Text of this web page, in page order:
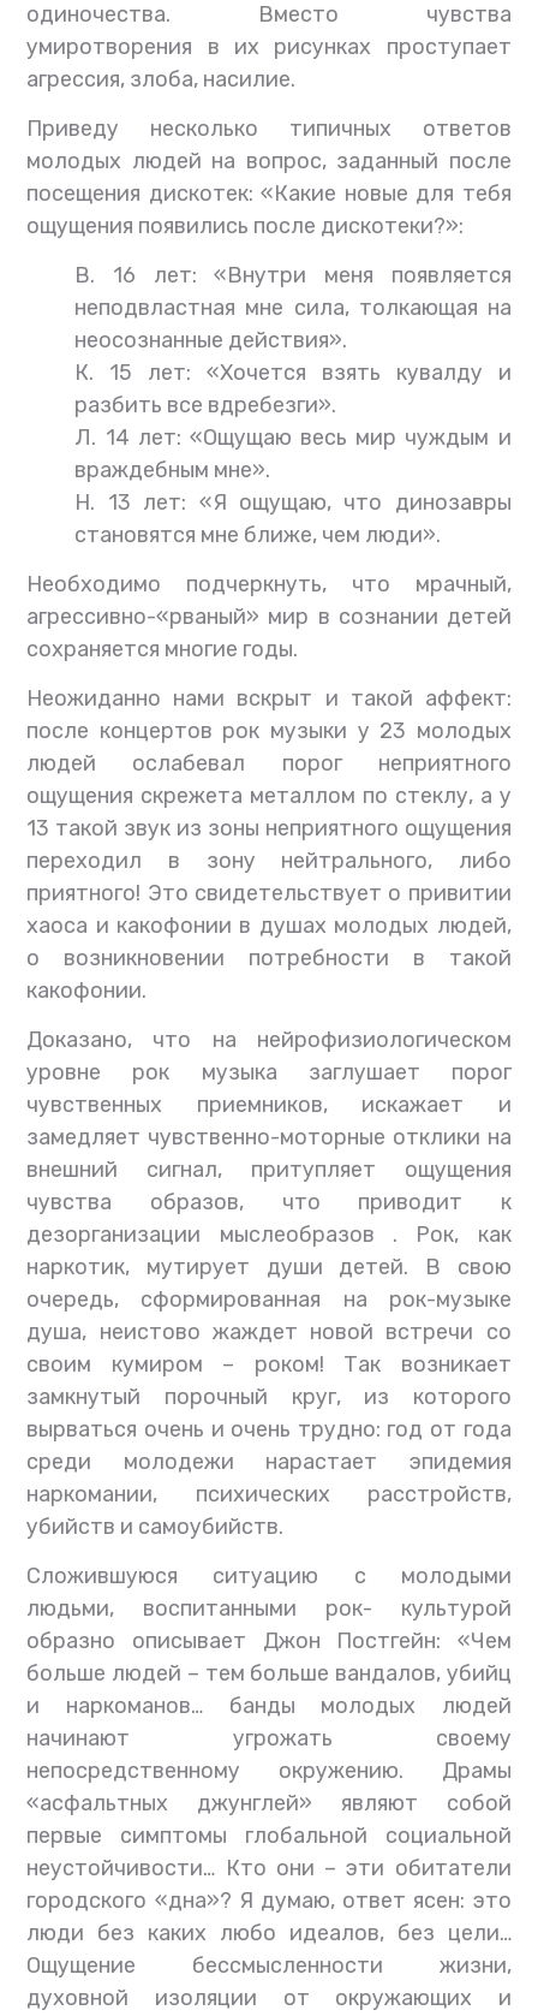
одиночества. Вместо чувства
умиротворения в их рисунках проступает
агрессия, злоба, насилие.
Приведу несколько типичных ответов
молодых людей на вопрос, заданный после
посещения дискотек: «Какие новые для тебя
ощущения появились после дискотеки?»:
В. 16 лет: «Внутри меня появляется
неподвластная мне сила, толкающая на
неосознанные действия».
К. 15 лет: «Хочется взять кувалду и
разбить все вдребезги».
Л. 14 лет: «Ощущаю весь мир чуждым и
враждебным мне».
Н. 13 лет: «Я ощущаю, что динозавры
становятся мне ближе, чем люди».
Необходимо подчеркнуть, что мрачный,
агрессивно-«рваный» мир в сознании детей
сохраняется многие годы.
Неожиданно нами вскрыт и такой аффект:
после концертов рок музыки у 23 молодых
людей ослабевал порог неприятного
ощущения скрежета металлом по стеклу, а у
13 такой звук из зоны неприятного ощущения
переходил в зону нейтрального, либо
приятного! Это свидетельствует о привитии
хаоса и какофонии в душах молодых людей,
о возникновении потребности в такой
какофонии.
Доказано, что на нейрофизиологическом
уровне рок музыка заглушает порог
чувственных приемников, искажает и
замедляет чувственно-моторные отклики на
внешний сигнал, притупляет ощущения
чувства образов, что приводит к
дезорганизации мыслеобразов . Рок, как
наркотик, мутирует души детей. В свою
очередь, сформированная на рок-музыке
душа, неистово жаждет новой встречи со
своим кумиром – роком! Так возникает
замкнутый порочный круг, из которого
вырваться очень и очень трудно: год от года
среди молодежи нарастает эпидемия
наркомании, психических расстройств,
убийств и самоубийств.
Сложившуюся ситуацию с молодыми
людьми, воспитанными рок- культурой
образно описывает Джон Постгейн: «Чем
больше людей – тем больше вандалов, убийц
и наркоманов… банды молодых людей
начинают угрожать своему
непосредственному окружению. Драмы
«асфальтных джунглей» являют собой
первые симптомы глобальной социальной
неустойчивости… Кто они – эти обитатели
городского «дна»? Я думаю, ответ ясен: это
люди без каких любо идеалов, без цели…
Ощущение бессмысленности жизни,
духовной изоляции от окружающих и